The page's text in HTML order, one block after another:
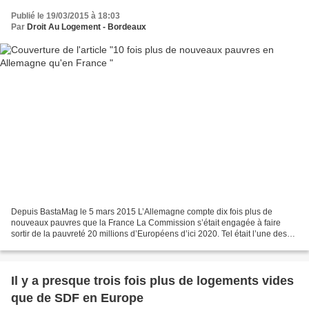
Publié le 19/03/2015 à 18:03
Par Droit Au Logement - Bordeaux
Depuis BastaMag le 5 mars 2015 L’Allemagne compte dix fois plus de
nouveaux pauvres que la France La Commission s’était engagée à faire
sortir de la pauvreté 20 millions d’Européens d’ici 2020. Tel était l’une des
Il y a presque trois fois plus de logements vides
que de SDF en Europe